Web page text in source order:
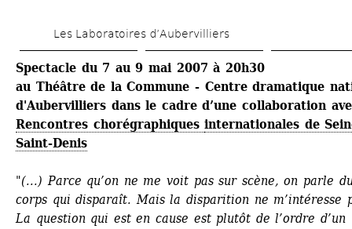
au
contenu
principal
Les Laboratoires d’Aubervilliers
Spectacle du 7 au 9 mai 2007 à 20h30
au Théâtre de la Commune - Centre dramatique
d'Aubervilliers dans le cadre d’une collaboration
Rencontres chorégraphiques internationales de
Saint-Denis
"(...) Parce qu’on ne me voit pas sur scène, on parle
corps qui disparaît. Mais la disparition ne m’intéresse
La question qui est en cause est plutôt de l’ordre d’un